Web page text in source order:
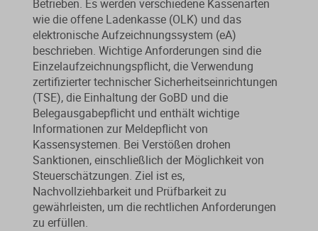
Betrieben. Es werden verschiedene Kassenarten
wie die offene Ladenkasse (OLK) und das
elektronische Aufzeichnungssystem (eA)
beschrieben. Wichtige Anforderungen sind die
Einzelaufzeichnungspflicht, die Verwendung
zertifizierter technischer Sicherheitseinrichtungen
(TSE), die Einhaltung der GoBD und die
Belegausgabepflicht und enthält wichtige
Informationen zur Meldepflicht von
Kassensystemen. Bei Verstößen drohen
Sanktionen, einschließlich der Möglichkeit von
Steuerschätzungen. Ziel ist es,
Nachvollziehbarkeit und Prüfbarkeit zu
gewährleisten, um die rechtlichen Anforderungen
zu erfüllen.